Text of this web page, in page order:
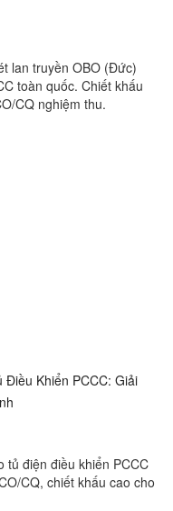
lan truyền OBO (Đức)
toàn quốc. Chiết khấu
CQ nghiệm thu.
Điều Khiển PCCC: Giải
tủ điện điều khiển PCCC
CQ, chiết khấu cao cho